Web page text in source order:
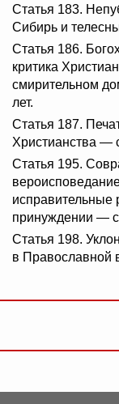
Статья 183.
Сибирь и
Статья 186.
критика
смирительном
лет.
Статья 187.
Христианства —
Статья 195.
исправительные
принуждении —
Статья 198.
в Православной